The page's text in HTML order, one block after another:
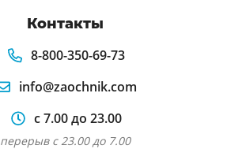
Контакты
8-800-350-69-73
info@zaochnik.com
с 7.00 до 23.00
перерыв с 23.00 до 7.00